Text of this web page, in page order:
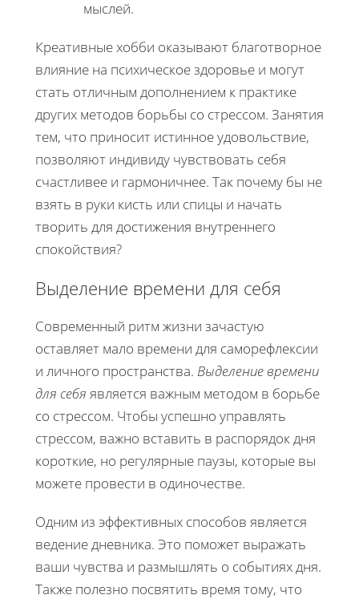
мыслей.
Креативные хобби оказывают благотворное
влияние на психическое здоровье и могут
стать отличным дополнением к практике
других методов борьбы со стрессом. Занятия
тем, что приносит истинное удовольствие,
позволяют индивиду чувствовать себя
счастливее и гармоничнее. Так почему бы не
взять в руки кисть или спицы и начать
творить для достижения внутреннего
спокойствия?
Выделение времени для себя
Современный ритм жизни зачастую
оставляет мало времени для саморефлексии
и личного пространства. Выделение времени
для себя является важным методом в борьбе
со стрессом. Чтобы успешно управлять
стрессом, важно вставить в распорядок дня
короткие, но регулярные паузы, которые вы
можете провести в одиночестве.
Одним из эффективных способов является
ведение дневника. Это поможет выражать
ваши чувства и размышлять о событиях дня.
Также полезно посвятить время тому, что